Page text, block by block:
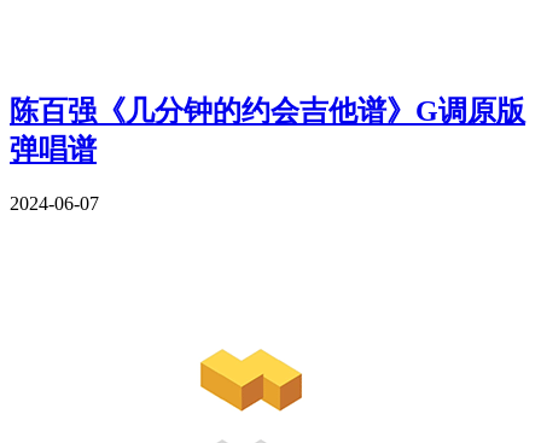
陈百强《几分钟的约会吉他谱》G调原版
弹唱谱
2024-06-07